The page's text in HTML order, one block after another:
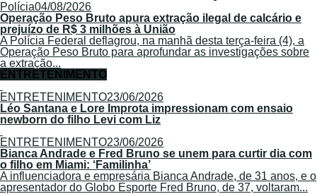
Polícia04/08/2026
Operação Peso Bruto apura extração ilegal de calcário e
prejuízo de R$ 3 milhões à União
A Polícia Federal deflagrou, na manhã desta terça-feira (4), a
Operação Peso Bruto para aprofundar as investigações sobre
a extração...
ENTRETENIMENTO
ENTRETENIMENTO23/06/2026
Léo Santana e Lore Improta impressionam com ensaio
newborn do filho Levi com Liz
ENTRETENIMENTO23/06/2026
Bianca Andrade e Fred Bruno se unem para curtir dia com
o filho em Miami: ‘Familinha’
A influenciadora e empresária Bianca Andrade, de 31 anos, e o
apresentador do Globo Esporte Fred Bruno, de 37, voltaram...